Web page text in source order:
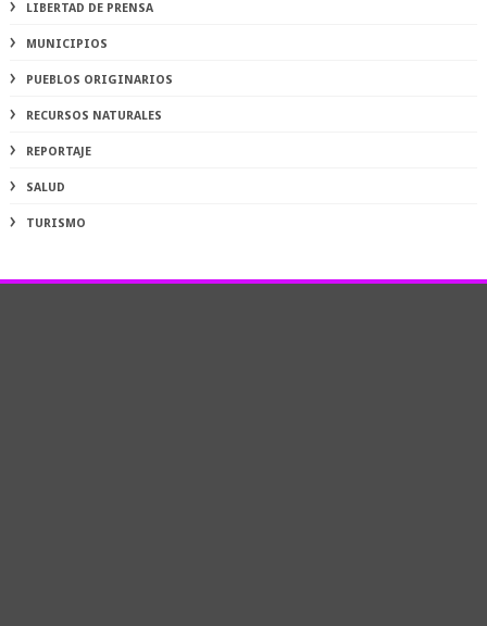
LIBERTAD DE PRENSA
MUNICIPIOS
PUEBLOS ORIGINARIOS
RECURSOS NATURALES
REPORTAJE
SALUD
TURISMO